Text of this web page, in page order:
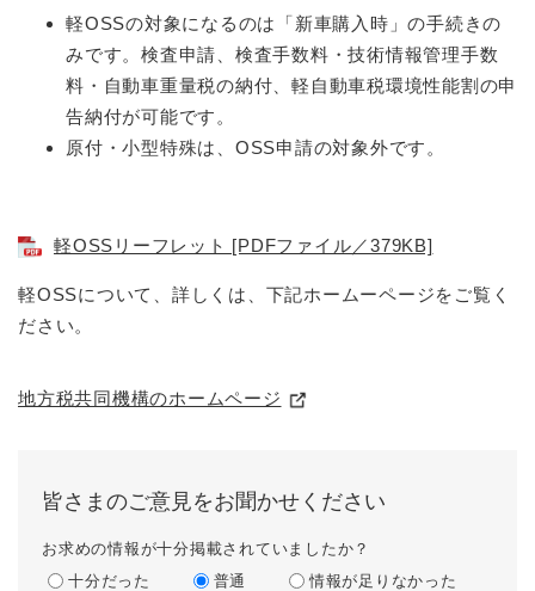
軽OSSの対象になるのは「新車購入時」の手続きの
みです。検査申請、検査手数料・技術情報管理手数
料・自動車重量税の納付、軽自動車税環境性能割の申
告納付が可能です。
原付・小型特殊は、OSS申請の対象外です。
軽OSSリーフレット [PDFファイル／379KB]
​軽OSSについて、詳しくは、下記ホームーページをご覧く
ださい。
地方税共同機構のホームページ
皆さまのご意見をお聞かせください
お求めの情報が十分掲載されていましたか？
十分だった
普通 情報が足りなかった